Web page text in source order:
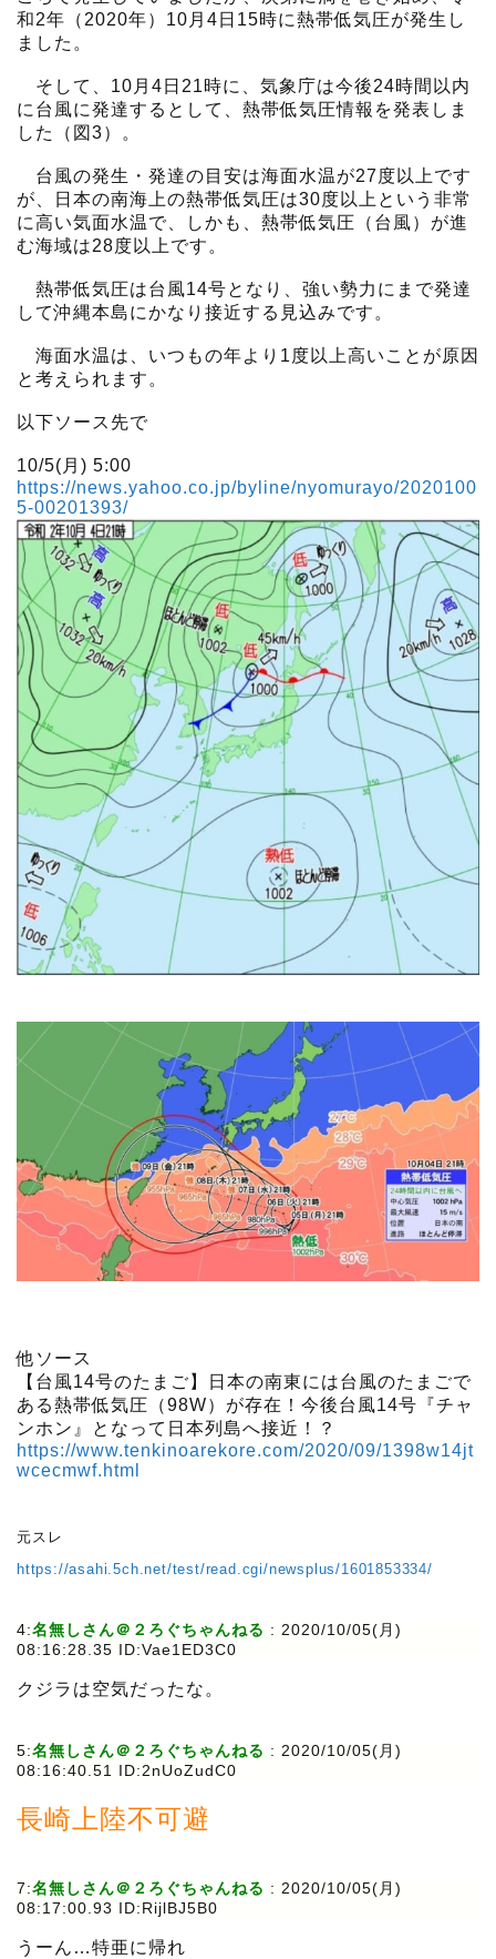
和2年（2020年）10月4日15時に熱帯低気圧が発生し
ました。
そして、10月4日21時に、気象庁は今後24時間以内
に台風に発達するとして、熱帯低気圧情報を発表しま
した（図3）。
台風の発生・発達の目安は海面水温が27度以上です
が、日本の南海上の熱帯低気圧は30度以上という非常
に高い気面水温で、しかも、熱帯低気圧（台風）が進
む海域は28度以上です。
熱帯低気圧は台風14号となり、強い勢力にまで発達
して沖縄本島にかなり接近する見込みです。
海面水温は、いつもの年より1度以上高いことが原因
と考えられます。
以下ソース先で
10/5(月) 5:00
https://news.yahoo.co.jp/byline/nyomurayo/2020100
5-00201393/
他ソース
【台風14号のたまご】日本の南東には台風のたまごで
ある熱帯低気圧（98W）が存在！今後台風14号『チャ
ンホン』となって日本列島へ接近！？
https://www.tenkinoarekore.com/2020/09/1398w14jt
wcecmwf.html
元スレ
https://asahi.5ch.net/test/read.cgi/newsplus/1601853334/
4:名無しさん＠２ろぐちゃんねる : 2020/10/05(月)
08:16:28.35 ID:Vae1ED3C0
クジラは空気だったな。
5:名無しさん＠２ろぐちゃんねる : 2020/10/05(月)
08:16:40.51 ID:2nUoZudC0
長崎上陸不可避
7:名無しさん＠２ろぐちゃんねる : 2020/10/05(月)
08:17:00.93 ID:RijlBJ5B0
うーん…特亜に帰れ